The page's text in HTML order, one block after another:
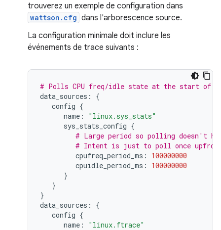
trouverez un exemple de configuration dans
wattson.cfg dans l'arborescence source.
La configuration minimale doit inclure les
événements de trace suivants :
# Polls CPU freq/idle state at the start of
data_sources:
{
config {
name:
"linux.sys_stats"
sys_stats_config {
# Large period so polling doesn't
# Intent is just to poll once
cpufreq_period_ms:
100000000
cpuidle_period_ms:
100000000
}
}
}
data_sources:
{
config {
name:
"linux.ftrace"